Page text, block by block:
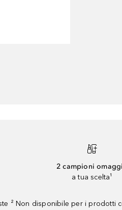
2 campioni
a tua scelta¹
² Non disponibile per i prodotti